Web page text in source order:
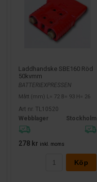
Laddhandske SBE160 Röd
50kvmm
BATTERIEXPRESSEN
Mått (mm) L= 72 B= 93 H= 26
Art nr. TL10520
Webblager
Stockholm
278 kr inkl. moms
Köp